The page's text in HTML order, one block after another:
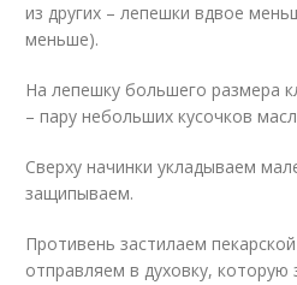
из других – лепешки вдвое
меньше).
На лепешку большего размера
– пару небольших кусочков
Сверху начинки укладываем
защипываем.
Противень застилаем
отправляем в духовку,